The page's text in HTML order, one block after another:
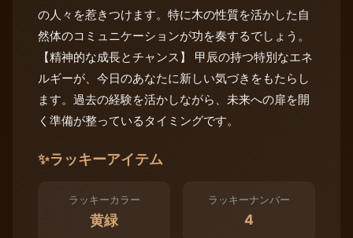
の人々を惹きつけます。特に木の性質を活かした自
然体のコミュニケーションが功を奏するでしょう。
【精神的な成長とチャンス】 甲辰の持つ特別なエネ
ルギーが、今日のあなたに新しい気づきをもたらし
ます。過去の経験を活かしながら、未来への扉を開
く準備が整っているタイミングです。
✨ラッキーアイテム
ラッキーカラー
黄緑
ラッキーナンバー
4